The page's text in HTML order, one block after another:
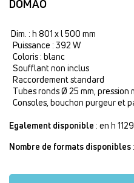
DOMAO
Dim. : h 801 x l 500 mm
Puissance : 392 W
Coloris : blanc
Soufflant non inclus
Raccordement standard
Tubes ronds Ø 25 mm, pression
Consoles, bouchon purgeur et
Egalement disponible : en h
Nombre de formats disponibles